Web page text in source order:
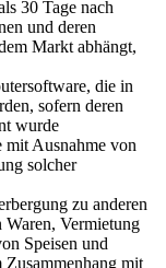
30 Tage nach
und deren
Markt abhängt,
die in
sofern deren
wurde
mit Ausnahme von
solcher
zu anderen
Vermietung
Speisen und
mit